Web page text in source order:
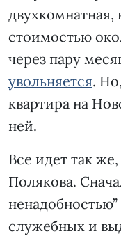
двухкомнатная,
стоимостью
через пару
увольняется.
квартира на
ней.
Все идет так
Полякова.
ненадобностью”
служебных и